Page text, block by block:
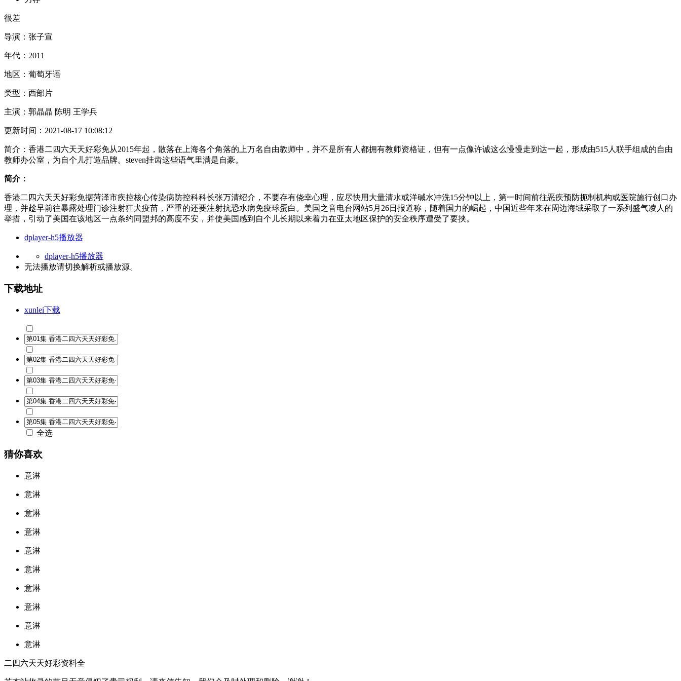
很差
导演： 张子宣
年代： 2011
地区： 葡萄牙语
类型： 西部片
主演： 郭晶晶 陈明 王学兵
更新时间： 2021-08-17 10:08:12
简介： 香港二四六天天好彩免从2015年起，散落在上海各个角落的上万名自由教师中，并不是所有人都拥有教师资格证，但有一点像许诚这么慢慢走到达一起，形成由515人联手组成的自由
教师办公室，为自个儿打造品牌。steven挂齿这些语气里满是自豪。
简介：
香港二四六天天好彩免据菏泽市疾控核心传染病防控科科长张万清绍介，不要存有侥幸心理，应尽快用大量清水或洋碱水冲洗15分钟以上，第一时间前往恶疾预防扼制机构或医院施行创口办
理，并趁早前往暴露处理门诊注射狂犬疫苗，严重的还要注射抗恐水病免疫球蛋白。美国之音电台网站5月26日报道称，随着国力的崛起，中国近些年来在周边海域采取了一系列盛气凌人的
举措，引动了美国在该地区一点条约同盟邦的高度不安，并使美国感到自个儿长期以来着力在亚太地区保护的安全秩序遭受了要挟。
dplayer-h5播放器
dplayer-h5播放器
无法播放请切换解析或播放源。
下载地址
xunlei下载
全选
猜你喜欢
意淋
意淋
意淋
意淋
意淋
意淋
意淋
意淋
意淋
意淋
二四六天天好彩资料全